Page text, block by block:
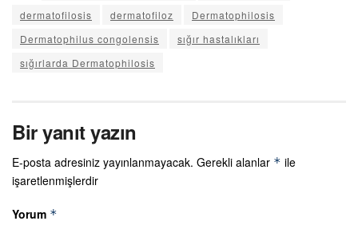
dermatofilosis
dermatofiloz
Dermatophilosis
Dermatophilus congolensis
sığır hastalıkları
sığırlarda Dermatophilosis
Bir yanıt yazın
E-posta adresiniz yayınlanmayacak. Gerekli alanlar * ile
işaretlenmişlerdir
Yorum *